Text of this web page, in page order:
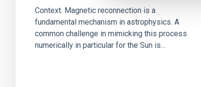
Context. Magnetic reconnection is a
fundamental mechanism in astrophysics. A
common challenge in mimicking this process
numerically in particular for the Sun is...